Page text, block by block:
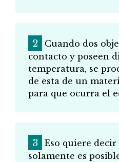
Cuando dos
contacto y poseen
temperatura, se
de esta de un
para que ocurra el
Eso quiere
solamente es